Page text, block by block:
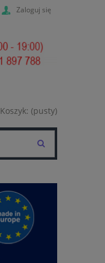
Zaloguj się
Koszyk: (pusty)